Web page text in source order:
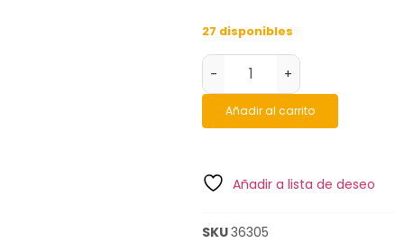
27 disponibles
- +
Añadir al carrito
Añadir a lista de deseo
SKU36305